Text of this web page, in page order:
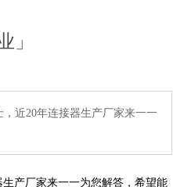
」
近20年连接器生产厂家来一一
产厂家来一一为您解答，希望能